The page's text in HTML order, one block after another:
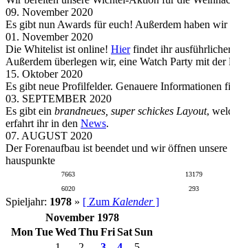
09. November 2020
Es gibt nun Awards für euch! Außerdem haben
01. November 2020
Die Whitelist ist online! Hierfindet ihr
Außerdem überlegen wir, eine Watch Party mit
15. Oktober 2020
Es gibt neue Profilfelder. Genauere Informationen
03. SEPTEMBER 2020
Es gibt ein brandneues, super schickes Layout,
erfahrt ihr in den News.
07. AUGUST 2020
Der Forenaufbau ist beendet und wir öffnen
hauspunkte
7663 13179
6020
293
Spieljahr: 1978 » [ Zum Kalender]
November 1978
Mon TueWed Thu FriSatSun